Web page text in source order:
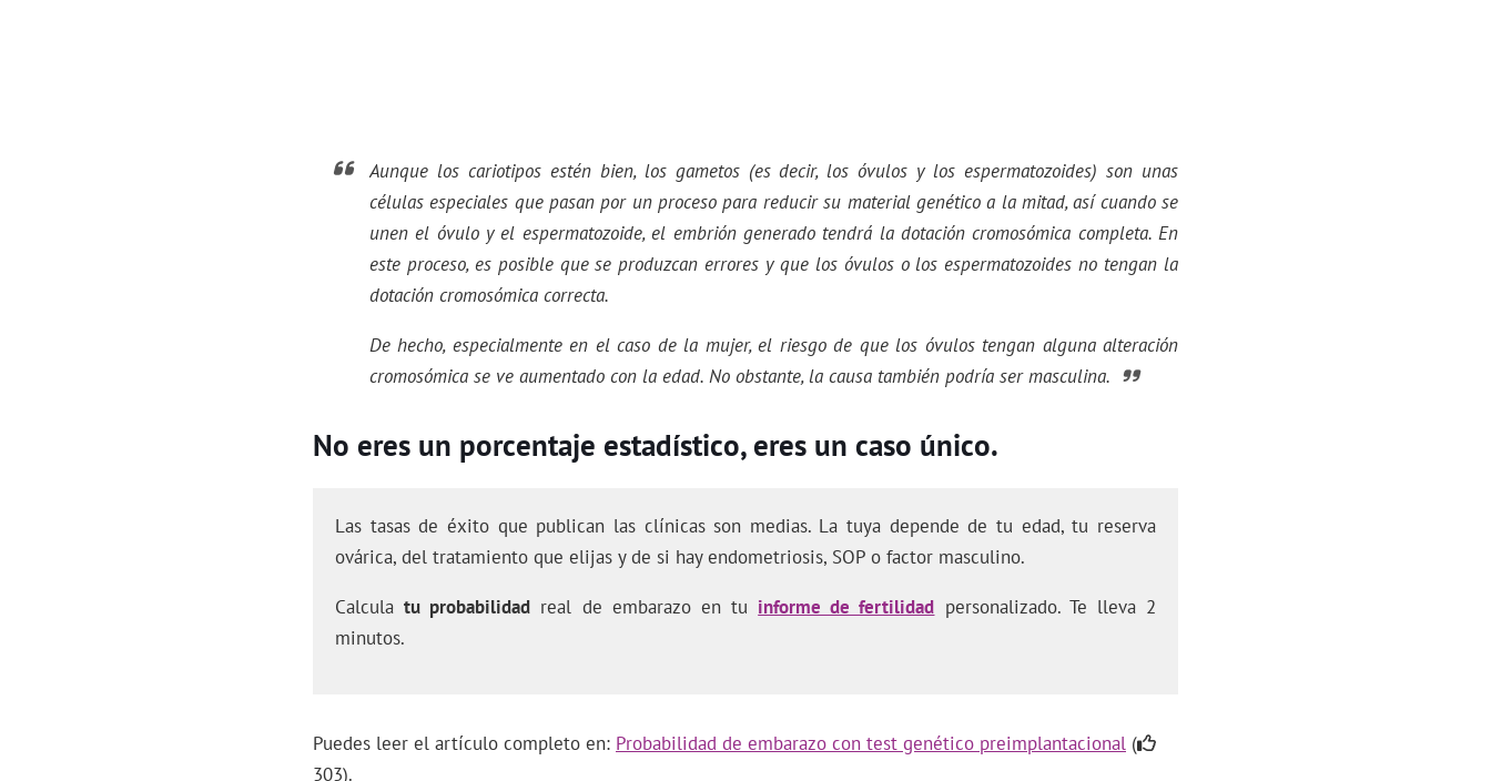
Aunque los cariotipos estén bien, los gametos (es decir, los óvulos y los espermatozoides) son unas
células especiales que pasan por un proceso para reducir su material genético a la mitad, así cuando se
unen el óvulo y el espermatozoide, el embrión generado tendrá la dotación cromosómica completa. En
este proceso, es posible que se produzcan errores y que los óvulos o los espermatozoides no tengan la
dotación cromosómica correcta.
De hecho, especialmente en el caso de la mujer, el riesgo de que los óvulos tengan alguna alteración
cromosómica se ve aumentado con la edad. No obstante, la causa también podría ser masculina.
No eres un porcentaje estadístico, eres un caso único.
Las tasas de éxito que publican las clínicas son medias. La tuya depende de tu edad, tu reserva
ovárica, del tratamiento que elijas y de si hay endometriosis, SOP o factor masculino.
Calculatu probabilidad real de embarazo en tu informe de fertilidad personalizado. Te lleva 2
minutos.
Puedes leer el artículo completo en: Probabilidad de embarazo con test genético preimplantacional (
303).